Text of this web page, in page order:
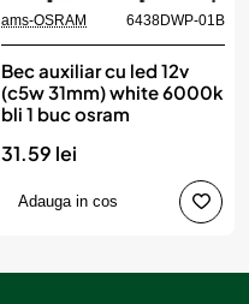
ams-OSRAM 6438DWP-01B
Bec auxiliar cu led 12v
(c5w 31mm) white 6000k
bli 1 buc osram
31.59 lei
Adauga in cos